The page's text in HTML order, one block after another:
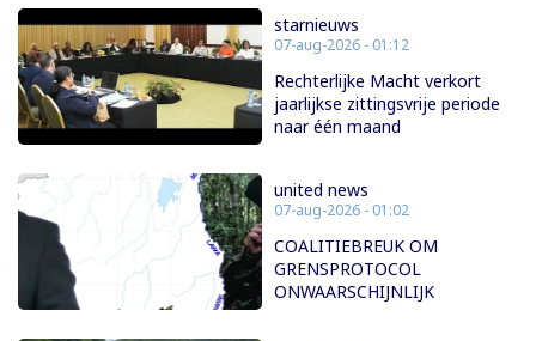
starnieuws
07-aug-2026 - 01:12
Rechterlijke Macht verkort
jaarlijkse zittingsvrije periode
naar één maand
united news
07-aug-2026 - 01:02
COALITIEBREUK OM
GRENSPROTOCOL
ONWAARSCHIJNLIJK